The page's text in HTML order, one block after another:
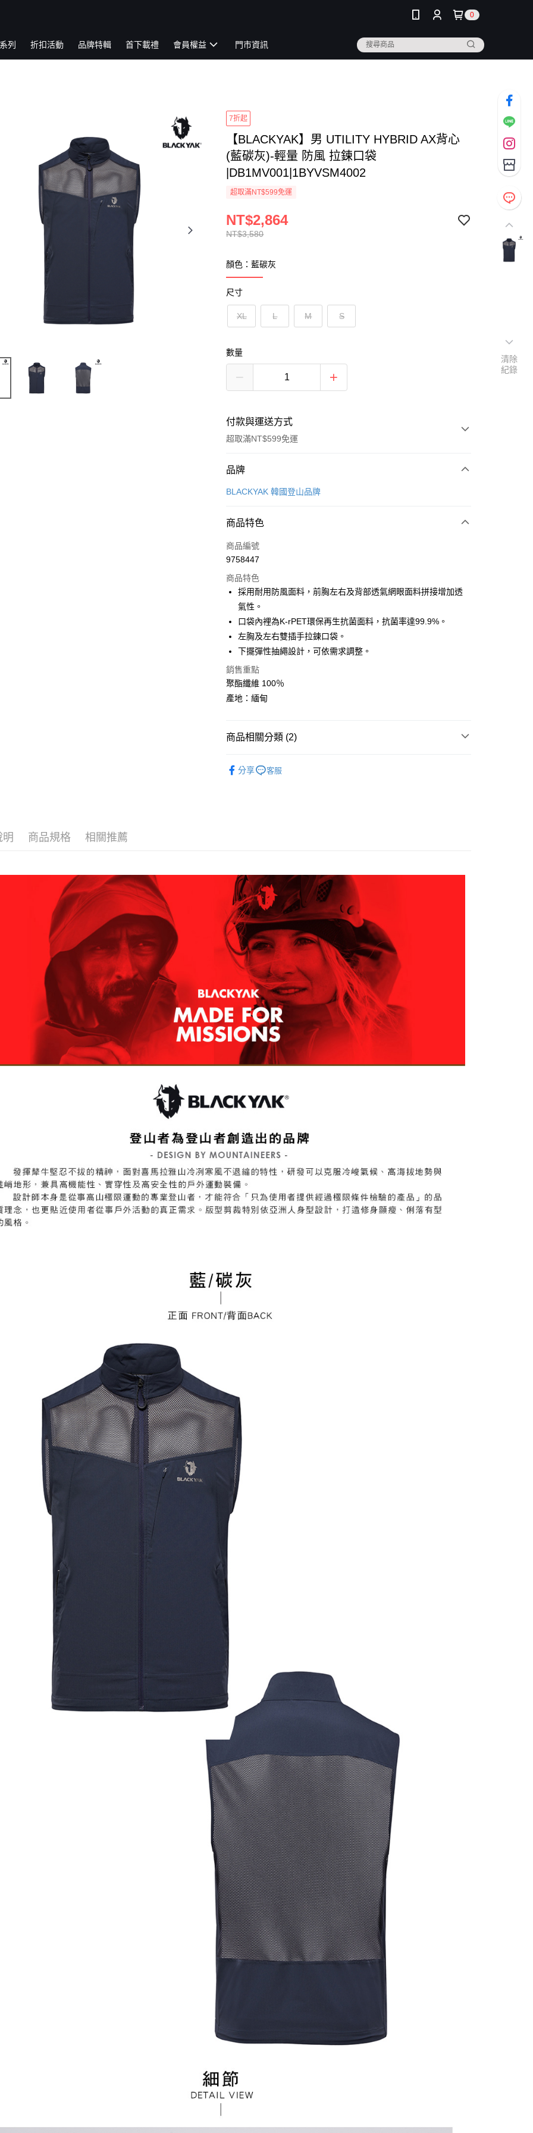
0
列 折扣活動 品牌特輯 首下載禮 會員權益 門市資訊
7折起
【BLACKYAK】男 UTILITY HYBRID AX背心
(藍碳灰)-輕量 防風 拉鍊口袋
|DB1MV001|1BYVSM4002
超取滿NT$599免運
NT$3,580
NT$2,864
顏色：藍碳灰
尺寸
XL L M S
數量
付款與運送方式
超取滿NT$599免運
付款方式
信用卡一次付款
Apple Pay
街口支付
悠遊付
Google Pay
全盈+PAY
AFTEE先享後付
相關說明
【關於「AFTEE先享後付」】
AFTEE先享後付是「在收到商品之後才付款」的支付方式。 讓您購物簡單
２．便利：只要手機號碼，簡訊認證，即可結帳。
【「AFTEE先享後付」結帳流程】
是否繳費成功／繳費後需取消欲退款等相關疑問，請聯繫「AFTEE先享後
付客戶支援中心」
https://netprotections.freshdesk.com/support/home
【注意事項】
１．透過由恩沛科技股份有限公司提供之「AFTEE先享後付」服務完成之
交易，需依本服務之必要範圍內提供個人資料，並將交易相關給付款項請
求債權轉讓予恩沛科技股份有限公司。
２．關於個人資料處理事宜，請瀏覽以下網址：
https://aftee.tw/terms/#terms3
３．未成年的使用者請事先徵得法定代理人或監護人之同意方可使用
「AFTEE先享後付」，若未經同意申辦者引起之損失，本公司不負相關責
任。
４．使用「AFTEE先享後付」時，將依據個別帳號之用戶狀況，依本公司
即時審查核予不同之上限額度；若仍有額度不足之情形，本公司將視審查
結果請求用戶進行身份認證。
５．嚴禁一人註冊多個帳號或使用他人資訊註冊。若發現惡意使用之情
形，恩沛科技股份有限公司將有權停止該用戶之使用額度並採取法律行
動。
ATM付款
運送方式
每筆NT$60，滿NT$599(含以上)免運費
付款後萊爾富取貨
每筆NT$60，滿NT$799(含以上)免運費
7-11取貨付款
每筆NT$60，滿NT$799(含以上)免運費
付款後7-11取貨
每筆NT$60，滿NT$799(含以上)免運費
宅配
每筆NT$70，滿NT$799(含以上)免運費
品牌
BLACKYAK 韓國登山品牌
商品特色
商品編號
9758447
商品特色
採用耐用防風面料，前胸左右及背部透氣網眼面料拼接增加透
氣性。
口袋內裡為K-rPET環保再生抗菌面料，抗菌率達99.9%。
左胸及左右雙插手拉鍊口袋。
下擺彈性抽繩設計，可依需求調整。
銷售重點
聚酯纖維 100％
產地：緬甸
商品相關分類 (2)
分享 客服
明 商品規格 相關推薦
清除
紀錄